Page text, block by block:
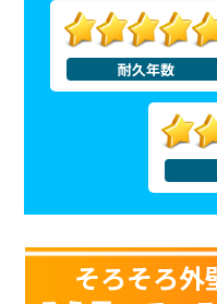
耐久年数
そろそろ外